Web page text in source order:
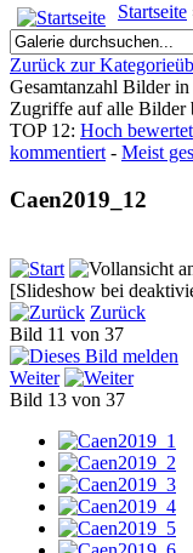
Startseite
Zurück zur
Gesamtanzahl Bilder
Zugriffe auf alle Bilder
TOP 12: Hoch bewertet
kommentiert- Meist
Caen2019_12
[Slideshow bei
Zurück
Bild 11 von 37
Weiter
Bild 13 von 37